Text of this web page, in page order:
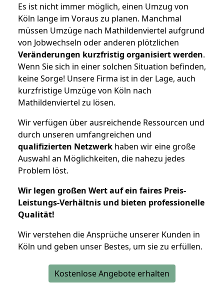
Es ist nicht immer möglich, einen Umzug von
Köln lange im Voraus zu planen. Manchmal
müssen Umzüge nach Mathildenviertel aufgrund
von Jobwechseln oder anderen plötzlichen
Veränderungen kurzfristig organisiert werden.
Wenn Sie sich in einer solchen Situation befinden,
keine Sorge! Unsere Firma ist in der Lage, auch
kurzfristige Umzüge von Köln nach
Mathildenviertel zu lösen.
Wir verfügen über ausreichende Ressourcen und
durch unseren umfangreichen und
qualifizierten Netzwerk haben wir eine große
Auswahl an Möglichkeiten, die nahezu jedes
Problem löst.
Wir legen großen Wert auf ein faires Preis-
Leistungs-Verhältnis und bieten professionelle
Qualität!
Wir verstehen die Ansprüche unserer Kunden in
Köln und geben unser Bestes, um sie zu erfüllen.
Kostenlose Angebote erhalten